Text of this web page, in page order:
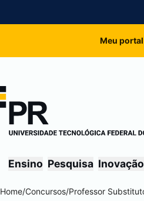
Meu
Ensino Pesquisa Inovação
Home/Concursos/Professor